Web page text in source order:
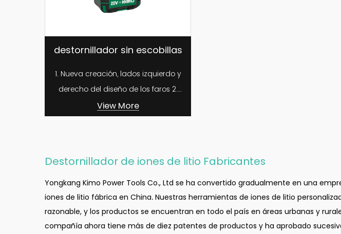
destornillador sin escobillas
1. Nueva creación, lados izquierdo y
derecho del diseño de los faros 2.
Teclas multifuncionale...
View More
Destornillador de iones de litio Fabricantes
Yongkang Kimo Power Tools Co., Ltd se ha convertido gradualmente en una
iones de litio fábrica en China. Nuestras herramientas de iones de litio
razonable, y los productos se encuentran en todo el país en áreas urbanas y
compañía ahora tiene más de diez patentes de productos y ha aprobado